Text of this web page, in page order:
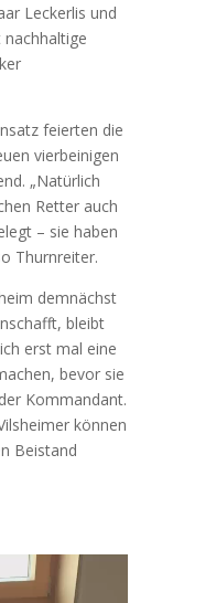
Leckerlis und
nachhaltige
feierten die
vierbeinigen
„Natürlich
Retter auch
– sie haben
Thurnreiter.
demnächst
bleibt
erst mal eine
bevor sie
Kommandant.
können
Beistand